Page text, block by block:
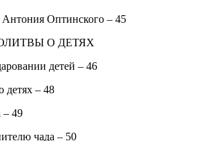
Оптинского – 45
О ДЕТЯХ
детей – 46
детях – 48
– 49
чада – 50